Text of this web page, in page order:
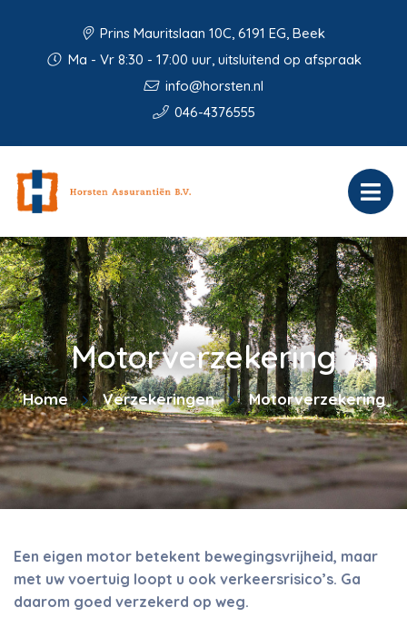
Prins Mauritslaan 10C, 6191 EG, Beek
Ma - Vr 8:30 - 17:00 uur, uitsluitend op afspraak
info@horsten.nl
046-4376555
Motorverzekering
Home Verzekeringen Motorverzekering
Een eigen motor betekent bewegingsvrijheid, maar
met uw voertuig loopt u ook verkeersrisico’s. Ga
daarom goed verzekerd op weg.